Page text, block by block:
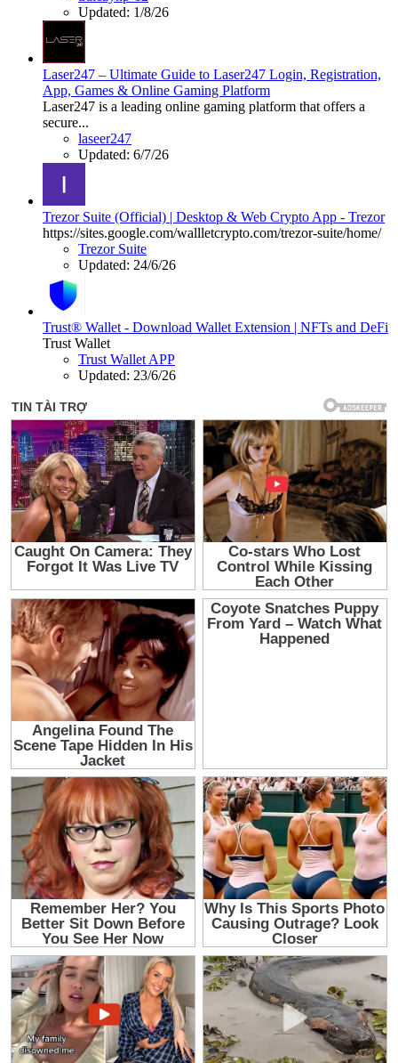
Updated: 1/8/26
Laser247 – Ultimate Guide to Laser247 Login, Registration,
App, Games & Online Gaming Platform
Laser247 is a leading online gaming platform that offers a
secure...
laseer247
Updated: 6/7/26
Trezor Suite (Official) | Desktop & Web Crypto App - Trezor
https://sites.google.com/wallletcrypto.com/trezor-suite/home/
Trezor Suite
Updated: 24/6/26
Trust® Wallet - Download Wallet Extension | NFTs and DeFi
Trust Wallet
Trust Wallet APP
Updated: 23/6/26